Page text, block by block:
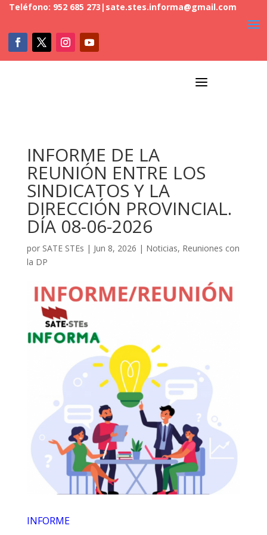
Teléfono: 952 685 273 | sate.stes.informa@gmail.com
a
INFORME DE LA
REUNIÓN ENTRE LOS
SINDICATOS Y LA
DIRECCIÓN PROVINCIAL.
DÍA 08-06-2026
por SATE STEs | Jun 8, 2026 | Noticias, Reuniones con
la DP
INFORME